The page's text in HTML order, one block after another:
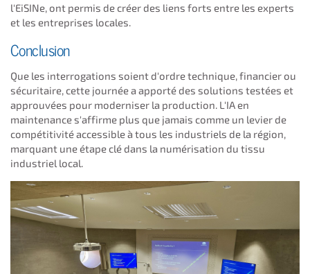
l'EiSINe, ont permis de créer des liens forts entre les experts
et les entreprises locales.
Conclusion
Que les interrogations soient d'ordre technique, financier ou
sécuritaire, cette journée a apporté des solutions testées et
approuvées pour moderniser la production. L'IA en
maintenance s'affirme plus que jamais comme un levier de
compétitivité accessible à tous les industriels de la région,
marquant une étape clé dans la numérisation du tissu
industriel local.